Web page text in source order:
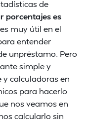
de
porcentajes es
muy útil en el
entender
unpréstamo. Pero
simple y
calculadoras en
para hacerlo
nos veamos en
calcularlo sin